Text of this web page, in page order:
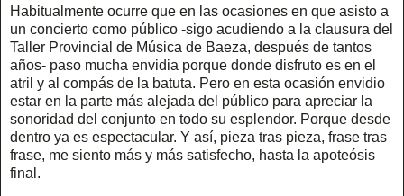
Habitualmente ocurre que en las ocasiones en que asisto a
un concierto como público -sigo acudiendo a la clausura del
Taller Provincial de Música de Baeza, después de tantos
años- paso mucha envidia porque donde disfruto es en el
atril y al compás de la batuta. Pero en esta ocasión envidio
estar en la parte más alejada del público para apreciar la
sonoridad del conjunto en todo su esplendor. Porque desde
dentro ya es espectacular. Y así, pieza tras pieza, frase tras
frase, me siento más y más satisfecho, hasta la apoteósis
final.